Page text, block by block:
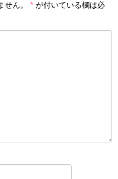
ん。 * が付いている欄は必